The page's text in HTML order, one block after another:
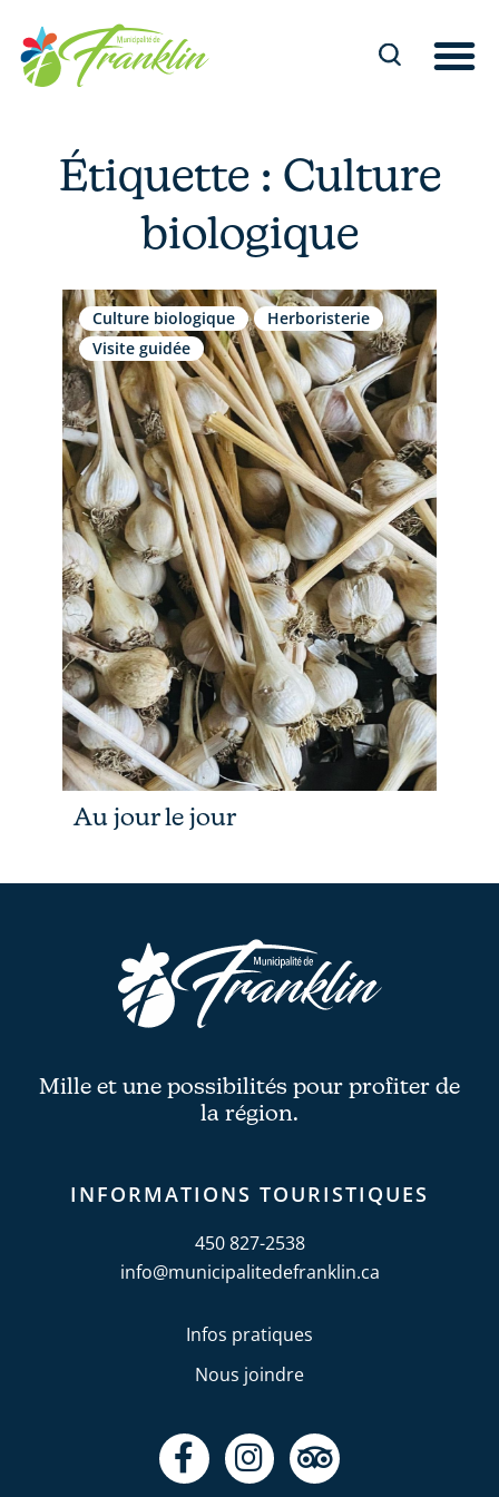
contenu
Étiquette : Culture
biologique
Culture biologique
Herboristerie
Visite guidée
Au jour le jour
Mille et une possibilités pour profiter de
la région.
INFORMATIONS TOURISTIQUES
450 827-2538
info@municipalitedefranklin.ca
F
a
I
n
T
r
Infos pratiques
Nous joindre